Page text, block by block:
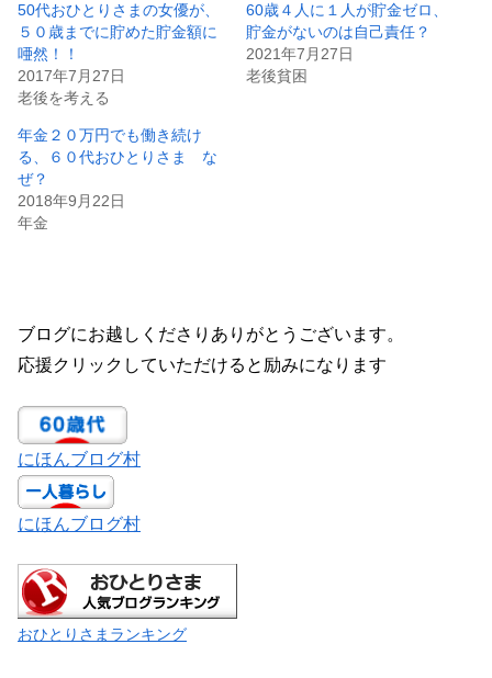
50代おひとりさまの女優が、
５０歳までに貯めた貯金額に
唖然！！
2017年7月27日
老後を考える
60歳４人に１人が貯金ゼロ、
貯金がないのは自己責任？
2021年7月27日
老後貧困
年金２０万円でも働き続け
る、６０代おひとりさま な
ぜ？
2018年9月22日
年金
ブログにお越しくださりありがとうございます。
応援クリックしていただけると励みになります
にほんブログ村
にほんブログ村
おひとりさまランキング